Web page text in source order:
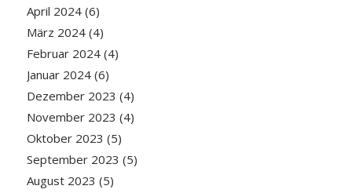
April 2024(6)
März 2024(4)
Februar 2024(4)
Januar 2024(6)
Dezember 2023 (4)
November 2023 (4)
Oktober 2023 (5)
September 2023 (5)
August 2023 (5)